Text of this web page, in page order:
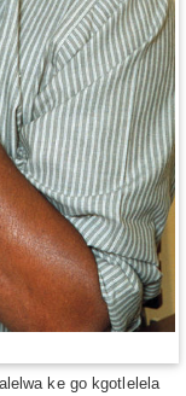
ke go kgotlelela